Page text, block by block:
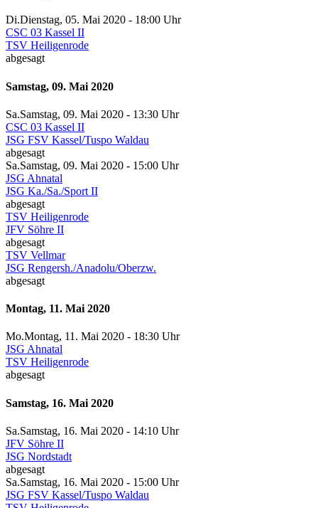
Di.Dienstag, 05. Mai 2020 - 18:00 Uhr
CSC 03 Kassel II
TSV Heiligenrode
abgesagt
Samstag, 09. Mai 2020
Sa.Samstag, 09. Mai 2020 - 13:30 Uhr
CSC 03 Kassel II
JSG FSV Kassel/Tuspo Waldau
abgesagt
Sa.Samstag, 09. Mai 2020 - 15:00 Uhr
JSG Ahnatal
JSG Ka./Sa./Sport II
abgesagt
TSV Heiligenrode
JFV Söhre II
abgesagt
TSV Vellmar
JSG Rengersh./Anadolu/Oberzw.
abgesagt
Montag, 11. Mai 2020
Mo.Montag, 11. Mai 2020 - 18:30 Uhr
JSG Ahnatal
TSV Heiligenrode
abgesagt
Samstag, 16. Mai 2020
Sa.Samstag, 16. Mai 2020 - 14:10 Uhr
JFV Söhre II
JSG Nordstadt
abgesagt
Sa.Samstag, 16. Mai 2020 - 15:00 Uhr
JSG FSV Kassel/Tuspo Waldau